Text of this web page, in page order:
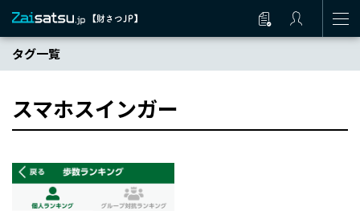
タグ一覧
スマホスインガー